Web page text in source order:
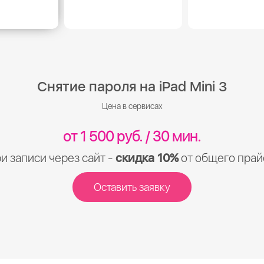
Снятие пароля на iPad Mini 3
Цена в сервисах
от 1 500 руб. / 30 мин.
записи через сайт - скидка 10%от общего
Оставить заявку